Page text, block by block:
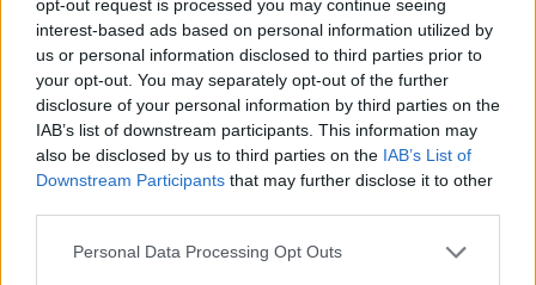
opt-out request is processed you may continue seeing
interest-based ads based on personal information utilized by
us or personal information disclosed to third parties prior to
your opt-out. You may separately opt-out of the further
disclosure of your personal information by third parties on the
IAB’s list of downstream participants. This information may
also be disclosed by us to third parties on the IAB’s List of
Downstream Participants that may further disclose it to other
Personal Data Processing Opt Outs